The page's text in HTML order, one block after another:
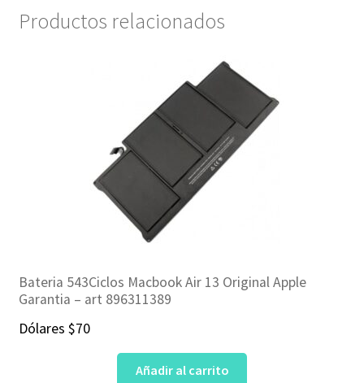
Productos relacionados
Bateria 543Ciclos Macbook Air 13 Original Apple
Garantia – art 896311389
Dólares $70
Añadir al carrito